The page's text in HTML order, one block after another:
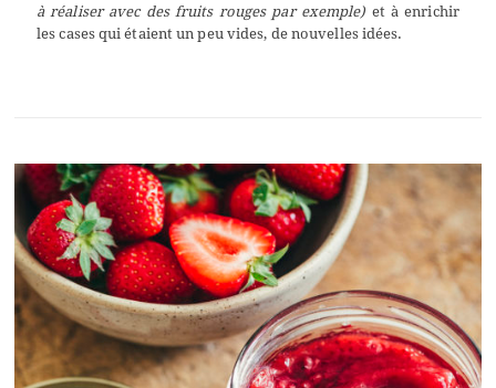
à réaliser avec des fruits rouges par exemple) et à enrichir
les cases qui étaient un peu vides, de nouvelles idées.